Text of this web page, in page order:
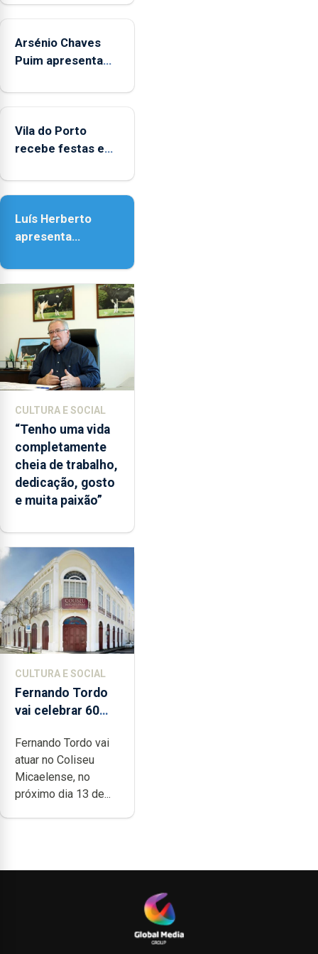
crianças
Arsénio Chaves
Puim apresenta
Biblioteca de Vila
Vila do Porto
recebe festas em
Senhora da
Luís Herberto
apresenta
Paisagem’
CULTURA E SOCIAL
“Tenho uma vida
completamente
cheia de trabalho,
dedicação, gosto
e muita paixão”
CULTURA E SOCIAL
Fernando Tordo
vai celebrar 60
no Coliseu
Micaelense
Fernando Tordo vai
atuar no Coliseu
Micaelense, no
próximo dia 13 de...